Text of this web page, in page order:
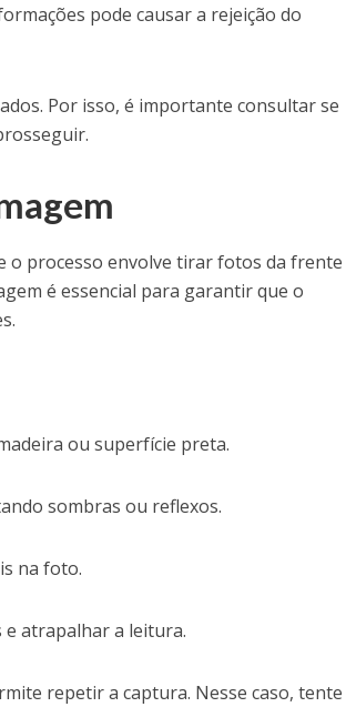
pode causar a rejeição do
Por isso, é importante consultar se
o processo envolve tirar fotos da frente
é essencial para garantir que o
ou superfície preta.
sombras ou reflexos.
na foto.
e atrapalhar a leitura.
repetir a captura. Nesse caso, tente